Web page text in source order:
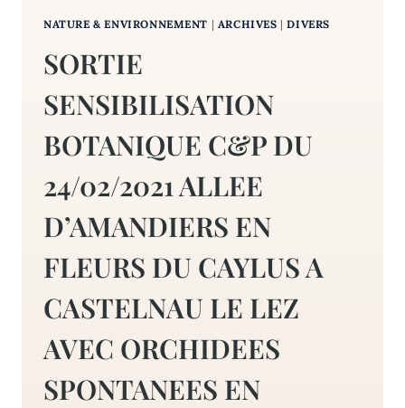
REFUGE
DE
BIODIVERSITE
NATURE & ENVIRONNEMENT | ARCHIVES |DIVERS
SORTIE
SENSIBILISATION
BOTANIQUE C&P DU
24/02/2021 ALLEE
D’AMANDIERS EN
FLEURS DU CAYLUS A
CASTELNAU LE LEZ
AVEC ORCHIDEES
SPONTANEES EN